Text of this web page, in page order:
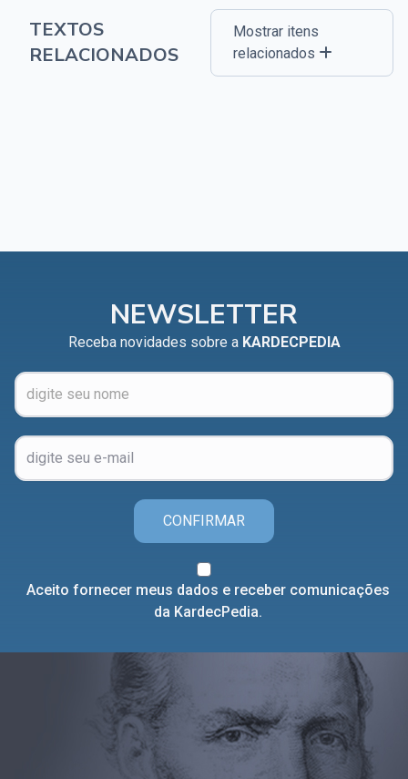
TEXTOS
RELACIONADOS
Mostrar itens
relacionados
NEWSLETTER
Receba novidades sobre a KARDECPEDIA
CONFIRMAR
Aceito fornecer meus dados e receber comunicações
da KardecPedia.